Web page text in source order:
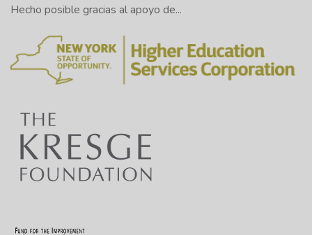
Hecho posible gracias al apoyo de...